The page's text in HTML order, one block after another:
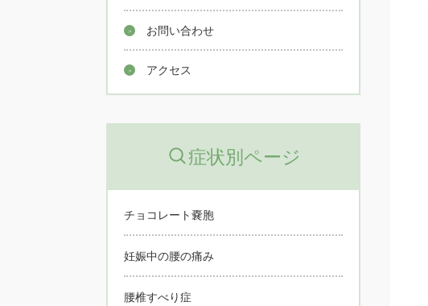
お問い合わせ
アクセス
症状別ページ
チョコレート嚢胞
妊娠中の腰の痛み
腰椎すべり症